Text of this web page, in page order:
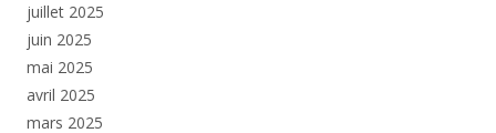
juillet 2025
juin 2025
mai 2025
avril 2025
mars 2025